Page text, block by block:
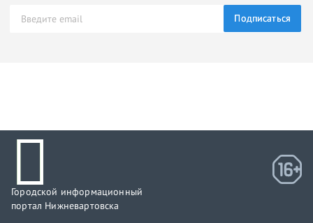
Подписаться
Городской информационный
портал Нижневартовска